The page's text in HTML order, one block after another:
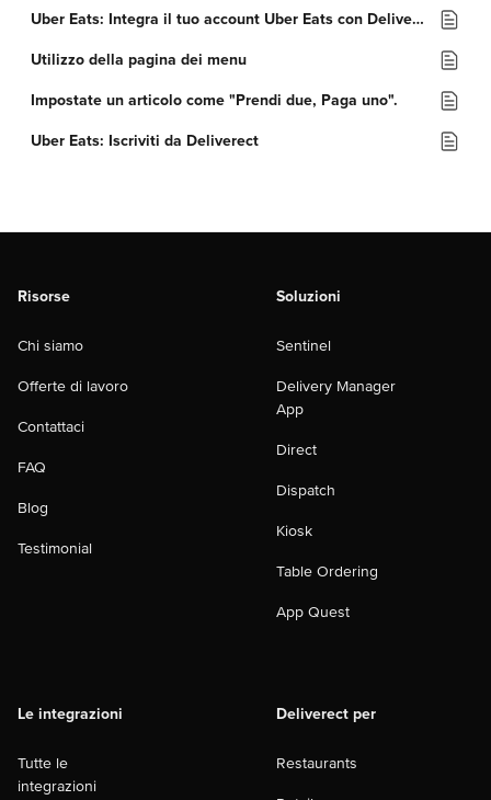
Uber Eats: Integra il tuo account Uber Eats con Deliverect
Utilizzo della pagina dei menu
Impostate un articolo come "Prendi due, Paga uno".
Uber Eats: Iscriviti da Deliverect
Risorse
Chi siamo
Offerte di lavoro
Contattaci
FAQ
Blog
Testimonial
Soluzioni
Sentinel
Delivery Manager
App
Direct
Dispatch
Kiosk
Table Ordering
App Quest
Le integrazioni
Tutte le
integrazioni
Deliverect per
Restaurants